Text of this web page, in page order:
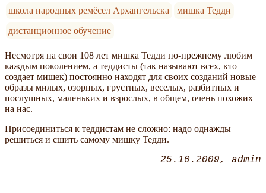
школа народных ремёсел Архангельска
мишка Тедди
дистанционное обучение
Несмотря на свои 108 лет мишка Тедди по-прежнему любим
каждым поколением, а теддисты (так называют всех, кто
создает мишек) постоянно находят для своих созданий новые
образы милых, озорных, грустных, веселых, разбитных и
послушных, маленьких и взрослых, в общем, очень похожих
на нас.
Присоединиться к теддистам не сложно: надо однажды
решиться и сшить самому мишку Тедди.
25.10.2009 admin